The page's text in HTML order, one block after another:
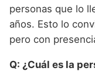
personas que lo
años. Esto lo
pero con
Q: ¿Cuál es la